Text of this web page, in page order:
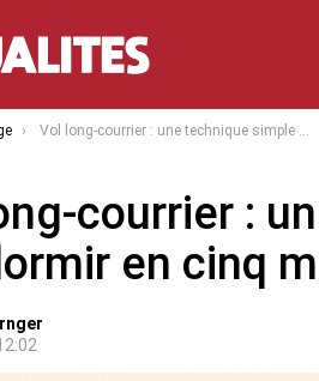
Vol long-courrier : une technique simple pour s’endormir en cinq minutes
courrier :
en cinq